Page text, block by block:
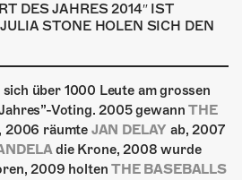
DES JAHRES 2014″ IST
STONE HOLEN SICH DEN
über 1000 Leute am grossen
Voting. 2005 gewannTHE
, 2006 räumte JAN DELAY ab, 2007
die Krone, 2008 wurde
2009 holtenTHE BASEBALLS